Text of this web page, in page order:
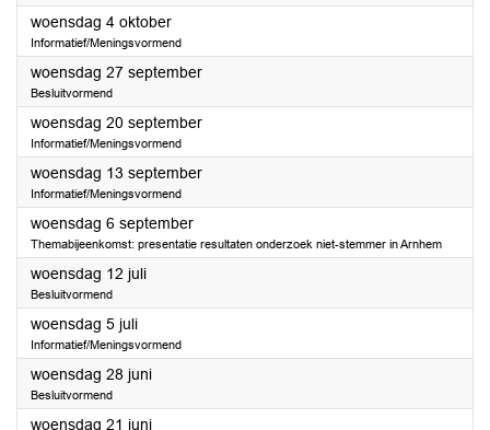
woensdag 4 oktober2023
Informatief/Meningsvormend
woensdag 27 september2023
Besluitvormend
woensdag 20 september2023
Informatief/Meningsvormend
woensdag 13 september2023
Informatief/Meningsvormend
woensdag 6 september2023
Themabijeenkomst: presentatie resultaten onderzoek niet-stemmer in Arnhem
woensdag 12 juli2023
Besluitvormend
woensdag 5 juli2023
Informatief/Meningsvormend
woensdag 28 juni2023
Besluitvormend
woensdag 21 juni2023